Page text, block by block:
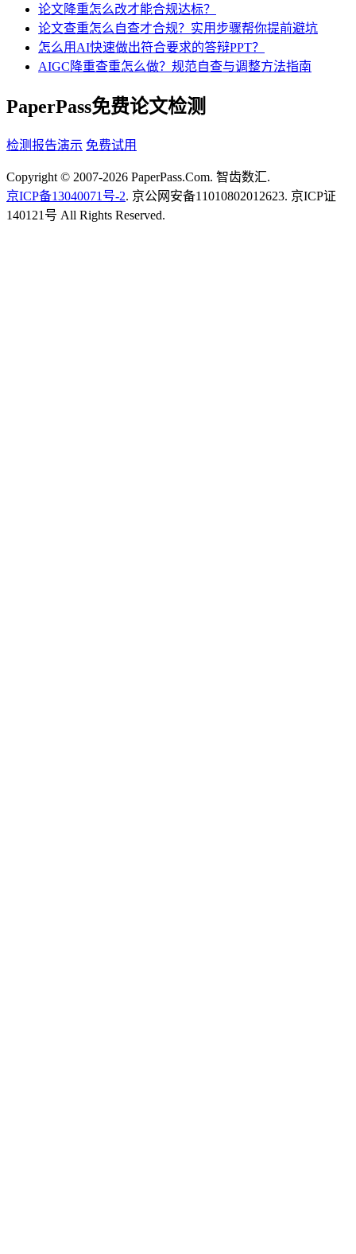
论文降重怎么改才能合规达标？
论文查重怎么自查才合规？实用步骤帮你提前避坑
怎么用AI快速做出符合要求的答辩PPT？
AIGC降重查重怎么做？规范自查与调整方法指南
PaperPass免费论文检测
检测报告演示 免费试用
Copyright © 2007-2026 PaperPass.Com. 智齿数汇.
京ICP备13040071号-2. 京公网安备11010802012623. 京ICP证
140121号 All Rights Reserved.